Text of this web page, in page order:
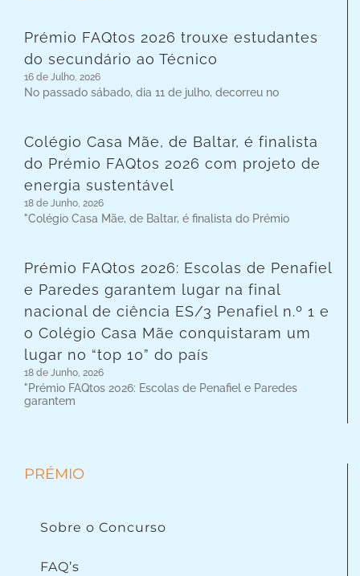
Prémio FAQtos 2026 trouxe estudantes
do secundário ao Técnico
16 de Julho, 2026
No passado sábado, dia 11 de julho, decorreu no
Colégio Casa Mãe, de Baltar, é finalista
do Prémio FAQtos 2026 com projeto de
energia sustentável
18 de Junho, 2026
"Colégio Casa Mãe, de Baltar, é finalista do Prémio
Prémio FAQtos 2026: Escolas de Penafiel
e Paredes garantem lugar na final
nacional de ciência ES/3 Penafiel n.º 1 e
o Colégio Casa Mãe conquistaram um
lugar no “top 10” do país
18 de Junho, 2026
"Prémio FAQtos 2026: Escolas de Penafiel e Paredes
garantem
PRÉMIO
Sobre o Concurso
FAQ’s